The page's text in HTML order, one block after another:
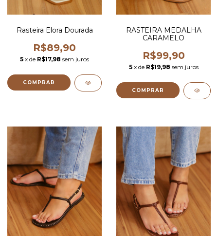
Rasteira Elora Dourada
R$89,90
5 x de R$17,98 sem juros
COMPRAR
RASTEIRA MEDALHA
CARAMELO
R$99,90
5 x de R$19,98 sem juros
COMPRAR